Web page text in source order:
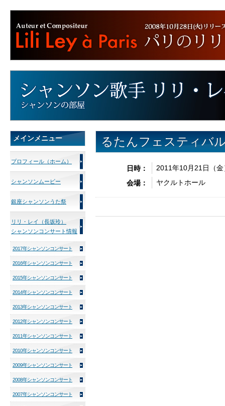
るたんフェスティバ
日時：
2011年10月21日（
会場：
ヤクルトホール
メインメニュー
プロフィール（ホーム）
シャンソンムービー
銀座シャンソンうた祭
リリ・レイ（長坂玲）
シャンソンコンサート情報
2017年シャンソンコンサート
2016年シャンソンコンサート
2015年シャンソンコンサート
2014年シャンソンコンサート
2013年シャンソンコンサート
2012年シャンソンコンサート
2011年シャンソンコンサート
2010年シャンソンコンサート
2009年シャンソンコンサート
2008年シャンソンコンサート
2007年シャンソンコンサート